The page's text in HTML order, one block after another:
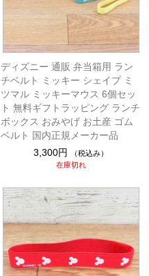
ディズニー 通販 弁当箱用 ラン
チベルト ミッキー シェイプ ミ
ツマル ミッキーマウス 6個セッ
ト 無料ギフトラッピング ランチ
ボックス おみやげ お土産 ゴム
ベルト 国内正規メーカー品
3,300円
（税込み）
在庫切れ